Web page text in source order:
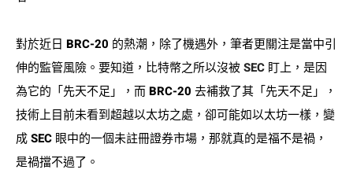
對於近日 BRC-20 的熱潮，除了機遇外，筆者更關注是當中引
伸的監管風險。要知道，比特幣之所以沒被SEC 盯上，是因
為它的「先天不足」，而 BRC-20 去補救了其「先天不足」，
技術上目前未看到超越以太坊之處，卻可能如以太坊一樣，變
成 SEC 眼中的一個未註冊證券市場，那就真的是福不是禍，
是禍擋不過了。